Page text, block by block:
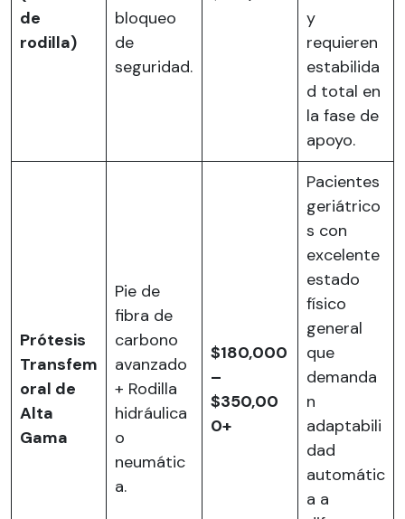
de
rodilla)
bloqueo
de
seguridad.
y
requieren
estabilida
d total en
la fase de
apoyo.
Prótesis
Transfem
oral de
Alta
Gama
Pie de
fibra de
carbono
avanzado
+ Rodilla
hidráulica
o
neumátic
a.
$180,000
–
$350,00
0+
Pacientes
geriátrico
s con
excelente
estado
físico
general
que
demanda
n
adaptabili
dad
automátic
a a